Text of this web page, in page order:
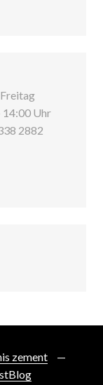
14:00 Uhr
2882
zement